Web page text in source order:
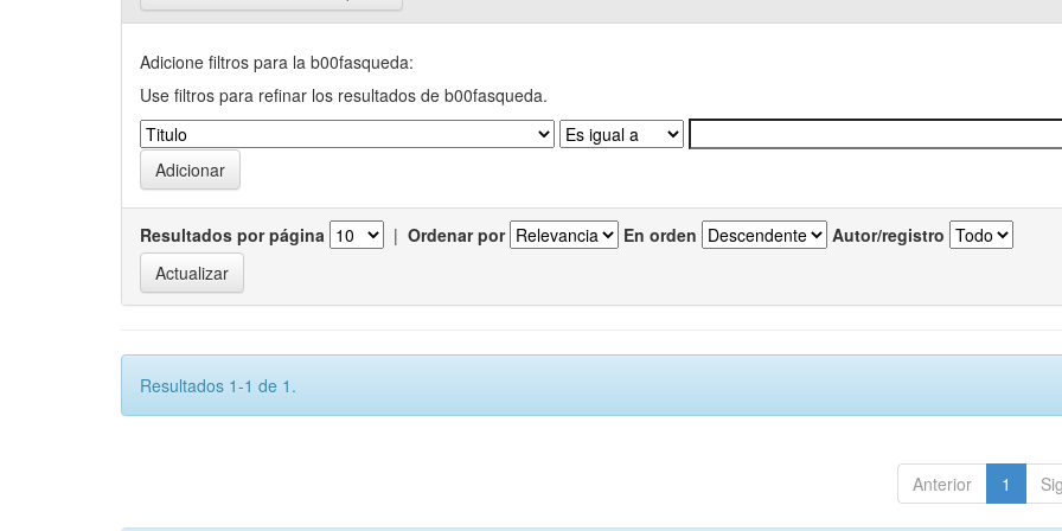
Adicione filtros para la b00fasqueda:
Use filtros para refinar los resultados de b00fasqueda.
Resultados por página | Ordenar por En orden Autor/registro
Resultados 1-1 de 1.
Anterior 1